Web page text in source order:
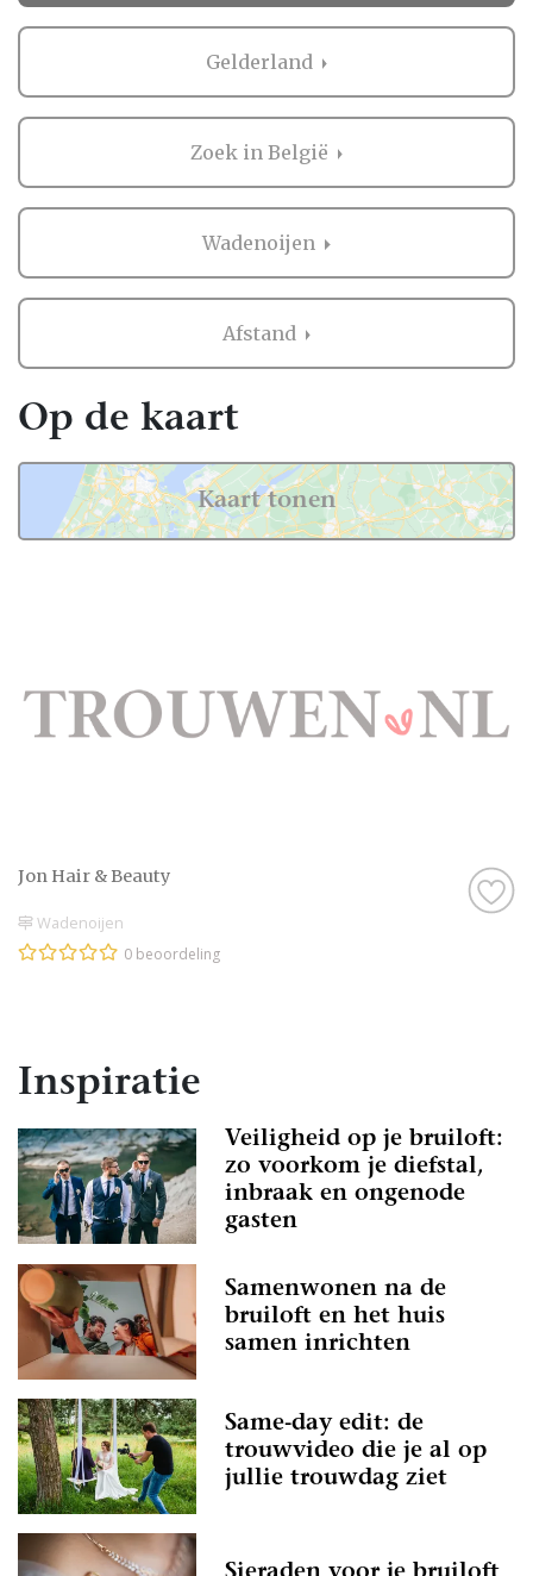
Gelderland
Zoek in België
Wadenoijen
Afstand
Jon Hair & Beauty
Wadenoijen
0 beoordeling
Op de kaart
Kaart tonen
Inspiratie
Veiligheid op je bruiloft:
zo voorkom je diefstal,
inbraak en ongenode
gasten
Samenwonen na de
bruiloft en het huis
samen inrichten
Same-day edit: de
trouwvideo die je al op
jullie trouwdag ziet